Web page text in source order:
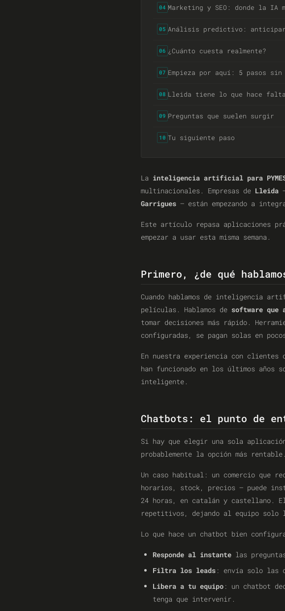
04 Marketing y SEO: donde la IA
05 Análisis predictivo:
06 ¿Cuánto cuesta realmente?
07 Empieza por aquí: 5 pasos sin
08 Lleida tiene lo que hace falta
09 Preguntas que suelen surgir
10 Tu siguiente paso
La inteligencia artificial para
multinacionales. Empresas de Lleida
Garrigues — están empezando a
Este artículo repasa aplicaciones
empezar a usar esta misma semana.
Primero, ¿de qué
Cuando hablamos de inteligencia
películas. Hablamos de software que
tomar decisiones más rápido.
configuradas, se pagan solas en
En nuestra experiencia con clientes
han funcionado en los últimos años
inteligente.
Chatbots: el punto de
Si hay que elegir una sola
probablemente la opción más rentable.
Un caso habitual: un comercio que
horarios, stock, precios — puede
24 horas, en catalán y castellano.
repetitivos, dejando al equipo solo
Lo que hace un chatbot bien
Responde al instante las
Filtra los leads : envía solo las
Libera a tu equipo : un chatbot
tenga que intervenir.